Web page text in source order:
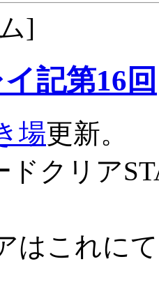
]
記第16回
場更新。
クリア
はこれに